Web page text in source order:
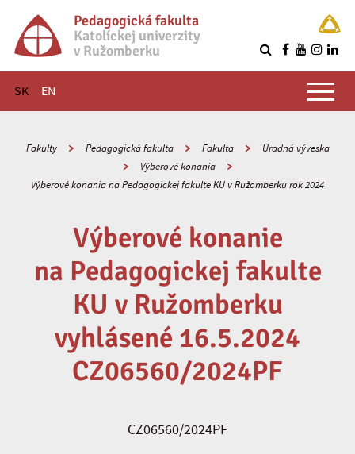
Pedagogická fakulta
Katolíckej univerzity
v Ružomberku
SK EN
Hlavné menu
Fakulty Pedagogická fakulta Fakulta
Úradná výveska
Výberové konania
Výberové konania na Pedagogickej fakulte KU v Ružomberku rok 2024
Výberové konanie
na Pedagogickej fakulte
KU v Ružomberku
vyhlásené 16.5.2024
CZ06560/2024PF
CZ06560/2024PF